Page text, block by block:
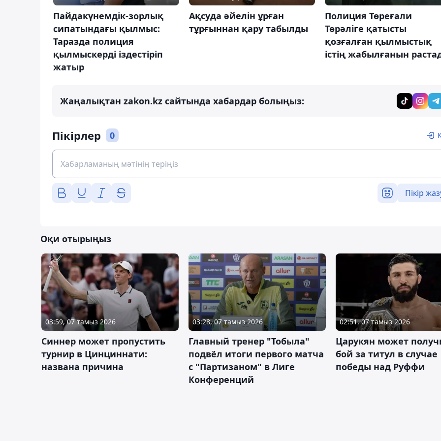
Пайдакүнемдік-зорлық
сипатындағы қылмыс:
Таразда полиция
қылмыскерді іздестіріп
жатыр
Ақсуда әйелін ұрған
тұрғыннан қару табылды
Полиция Төреғали
Төрәліге қатысты
қозғалған қылмыстық
істің жабылғанын
Жаңалықтан zakon.kz сайтында хабардар болыңыз:
Пікірлер 0
Пікір
Оқи отырыңыз
03:59, 07 тамыз 2026
Синнер может пропустить
турнир в Цинциннати:
названа причина
03:28, 07 тамыз 2026
Главный тренер "Тобыла"
подвёл итоги первого матча
с "Партизаном" в Лиге
Конференций
02:51, 07 тамыз 2026
Царукян может
бой за титул в случае
победы над Руффи